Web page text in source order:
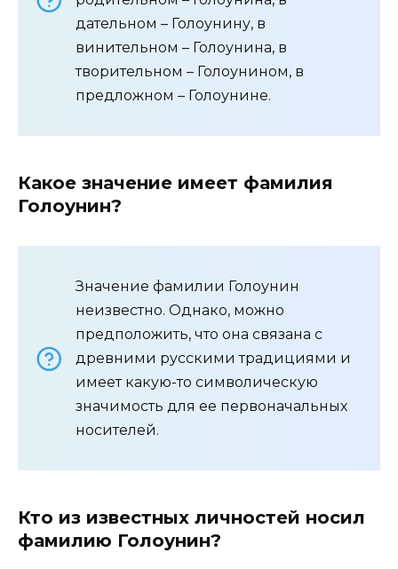
дательном – Голоунину, в
винительном – Голоунина, в
творительном – Голоунином, в
предложном – Голоунине.
Какое значение имеет фамилия
Голоунин?
Значение фамилии Голоунин
неизвестно. Однако, можно
предположить, что она связана с
древними русскими традициями и
имеет какую-то символическую
значимость для ее первоначальных
носителей.
Кто из известных личностей носил
фамилию Голоунин?